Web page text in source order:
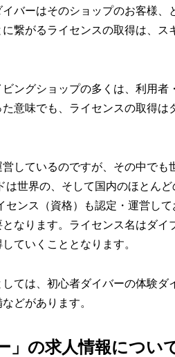
バーはそのショップのお客様
繋がるライセンスの取得は、ス
ングショップの多くは、利用者
意味でも、ライセンスの取得は
しているのですが、その中で
世界の、そして国内のほとん
ンス（資格）も認定・運営し
なります。ライセンス名はダイ
ていくこととなります。
ては、初心者ダイバーの体験
どがあります。
」の求人情報につい